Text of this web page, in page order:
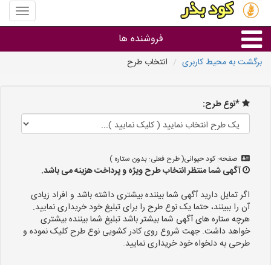
منوی
سایت
بذر
فروشنده ها
استان ها
برگشت به محیط کاربری انتخاب طرح
*نوع طرح:
صفحه: کود حیوانی( طرح فعلی: بدون ستاره )
آگهی شما منتظر انتخاب طرح ویژه و پرداخت هزینه می باشد.
اگر تمایل دارید آگهی شما بیننده بیشتری داشته باشد و افراد زیادی
آن را ببینند، حتما یک نوع طرح را برای تبلیغ خود خریداری نمایید.
هرچه ستاره های آگهی شما بیشتر باشد تبلیغ شما بیننده بیشتری
خواهد داشت. جهت شروع روی کادر کشویی نوع طرح کلیک نموده و
طرحی به دلخواه خود خریداری نمایید.